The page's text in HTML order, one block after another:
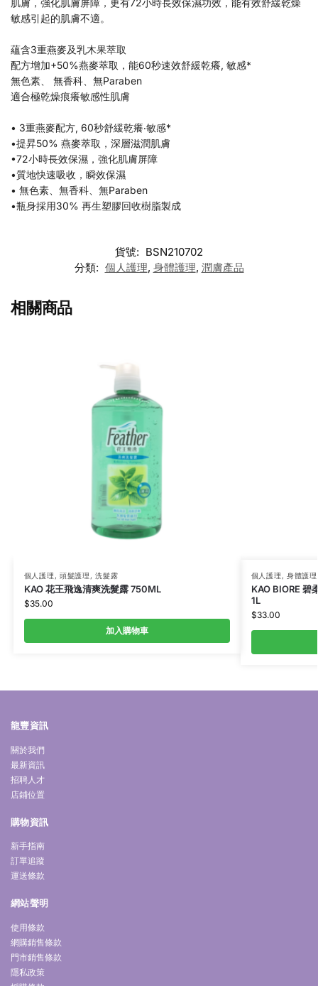
敏感引起的肌膚不適。
蘊含3重燕麥及乳木果萃取
配方增加+50%燕麥萃取，能60秒速效舒緩乾癢, 敏感*
無色素、 無香科、無Paraben
適合極乾燥痕癢敏感性肌膚
• 3重燕麥配方, 60秒舒緩乾癢‧敏感*
•提昇50% 燕麥萃取，深層滋潤肌膚
•72小時長效保濕，強化肌膚屏障
•質地快速吸收，瞬效保濕
• 無色素、無香科、無Paraben
•瓶身採用30% 再生塑膠回收樹脂製成
貨號: BSN210702
分類: 個人護理, 身體護理, 潤膚產品
相關商品
個人護理 , 頭髮護理 ,洗髮露
KAO 花王飛逸清爽洗髮露 750ML
$35.00
加入購物車
個人護理 , 身體護理
KAO BIORE 碧
1L
$33.00
龍豐資訊
關於我們
最新資訊
招聘人才
店鋪位置
購物資訊
新手指南
訂單追蹤
運送條款
網站聲明
使用條款
網購銷售條款
門市銷售條款
隱私政策